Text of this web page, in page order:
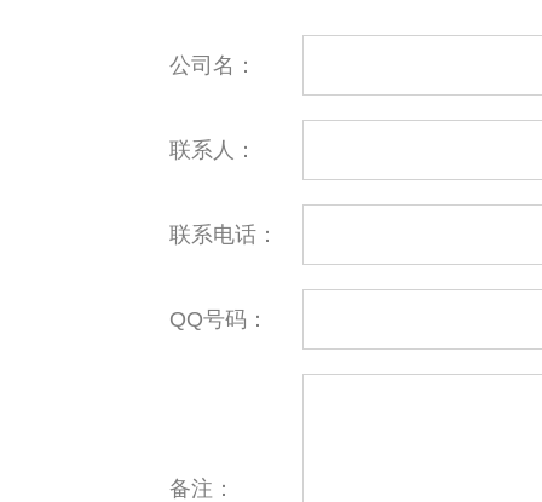
公司名：
联系人：
联系电话：
QQ号码：
备注：